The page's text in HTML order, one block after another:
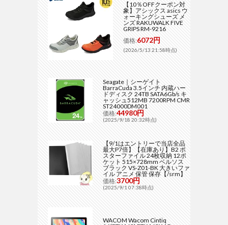
【10％OFFクーポン対
象】アシックス asics ウ
ォーキングシューズ メ
ンズ RAKUWALK FIVE
GRIPS RM-9216
価格:6072円
(2026/5/13 21:58時点)
Seagate｜シーゲイト
BarraCuda 3.5インチ 内蔵ハー
ドディスク 24TB SATA6Gb/s キ
ャッシュ512MB 7200RPM CMR
ST24000DM001
価格:44980円
(2025/9/18 20:32時点)
【9/1はエントリーで当店全品
最大P7倍】【在庫あり】B2 ポ
スターファイル 24枚収納 12ポ
ケット 515×728mm ベルソス
ブラック VS-Z01-BK 大きいファ
イル アニメ 保管 保存【/srm】
価格:3700円
(2025/9/1 07:38時点)
WACOM Wacom Cintiq